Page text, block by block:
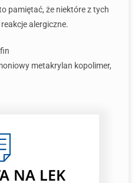
pamiętać, że niektóre z tych
alergiczne.
metakrylan kopolimer,
NA LEK